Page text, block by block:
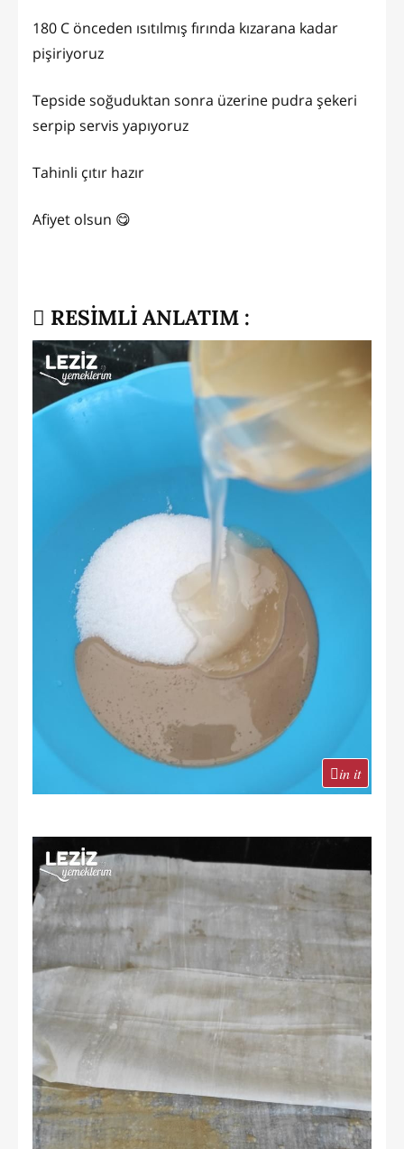
180 C önceden ısıtılmış fırında kızarana kadar
pişiriyoruz
Tepside soğuduktan sonra üzerine pudra şekeri
serpip servis yapıyoruz
Tahinli çıtır hazır
Afiyet olsun 😋
RESİMLİ ANLATIM :
in it